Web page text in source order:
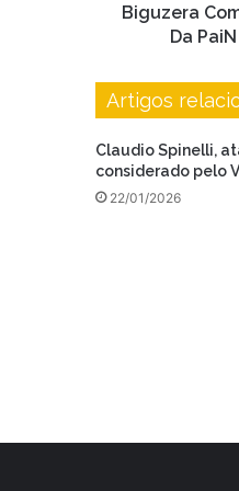
BountyBiguzera
Da
Artigos
Claudio Spinelli,
considerado pelo
22/01/2026